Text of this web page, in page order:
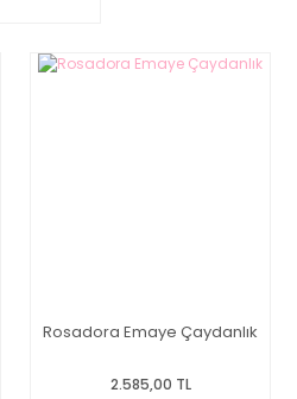
Rosadora Emaye Çaydanlık
2.585,00 TL